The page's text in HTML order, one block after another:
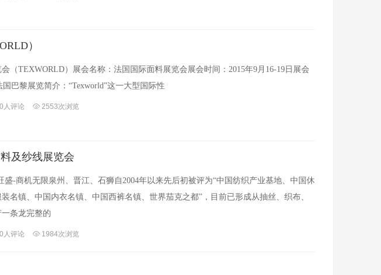
）
（TEXWORLD）展会名称：法国国际面料展览会展会时间：2015年9月16-19日展会
国巴黎展览简介：“Texworld”这一大型国际性
0人评论 2553次浏览
及纱线展览会
盛-商机无限泉州、晋江、石狮自2004年以来先后初被评为“中国纺织产业基地、中国休
名镇、中国内衣名镇、中国西裤名镇、世界茄克之都”，目前已形成从抽丝、织布、
条龙完整的
0人评论 1984次浏览